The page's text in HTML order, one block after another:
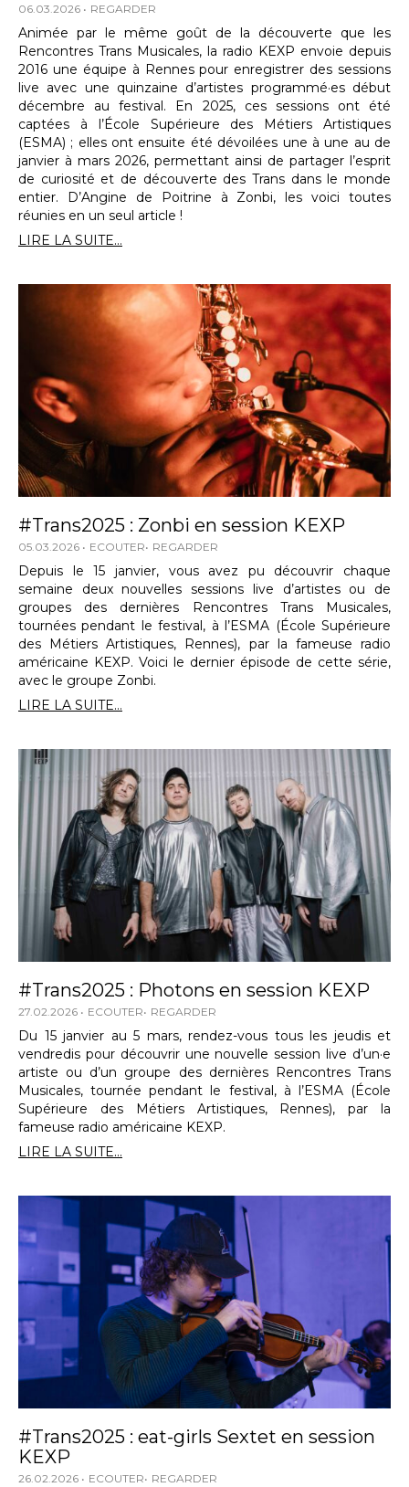
06.03.2026 REGARDER
Animée par le même goût de la découverte que les
Rencontres Trans Musicales, la radio KEXP envoie depuis
2016 une équipe à Rennes pour enregistrer des sessions
live avec une quinzaine d’artistes programmé·es début
décembre au festival. En 2025, ces sessions ont été
captées à l’École Supérieure des Métiers Artistiques
(ESMA) ; elles ont ensuite été dévoilées une à une au de
janvier à mars 2026, permettant ainsi de partager l’esprit
de curiosité et de découverte des Trans dans le monde
entier. D’Angine de Poitrine à Zonbi, les voici toutes
réunies en un seul article !
LIRE LA SUITE...
#Trans2025 : Zonbi en session KEXP
05.03.2026 ECOUTER REGARDER
Depuis le 15 janvier, vous avez pu découvrir chaque
semaine deux nouvelles sessions live d’artistes ou de
groupes des dernières Rencontres Trans Musicales,
tournées pendant le festival, à l’ESMA (École Supérieure
des Métiers Artistiques, Rennes), par la fameuse radio
américaine KEXP. Voici le dernier épisode de cette série,
avec le groupe Zonbi.
LIRE LA SUITE...
#Trans2025 : Photons en session KEXP
27.02.2026 ECOUTER REGARDER
Du 15 janvier au 5 mars, rendez-vous tous les jeudis et
vendredis pour découvrir une nouvelle session live d’un·e
artiste ou d’un groupe des dernières Rencontres Trans
Musicales, tournée pendant le festival, à l’ESMA (École
Supérieure des Métiers Artistiques, Rennes), par la
fameuse radio américaine KEXP.
LIRE LA SUITE...
#Trans2025 : eat-girls Sextet en session
KEXP
26.02.2026 ECOUTER REGARDER